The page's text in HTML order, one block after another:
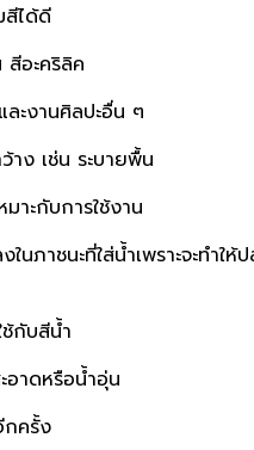
ได้ดี
สีอะคริลิค
ะงานศิลปะอื่น ๆ
าง เช่น ระบายพื้น
าะกับการใช้งาน
นภาชนะที่ใส่น้ำเพราะจะทำใ
กับสีน้ำ
าดหรือน้ำอุ่น
ครั้ง